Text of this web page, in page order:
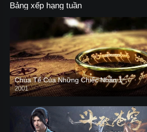
Bảng xếp hạng tuần
Chúa Tể Của Những Chiếc Nhẫn 1
2001